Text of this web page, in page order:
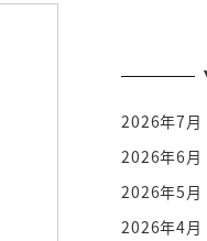
2026年7月
2026年6月
2026年5月
2026年4月